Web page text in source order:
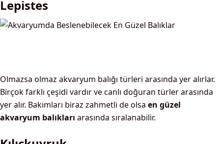
Lepistes
Olmazsa olmaz akvaryum balığı türleri arasında yer alırlar.
Birçok farklı çeşidi vardır ve canlı doğuran türler arasında
yer alır. Bakımları biraz zahmetli de olsa en güzel
akvaryum balıkları arasında sıralanabilir.